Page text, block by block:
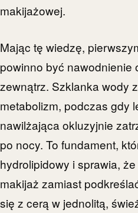
makijażowej.
Mając tę wiedzę,
powinno być nawodnienie
zewnątrz. Szklanka wody
metabolizm, podczas gdy
nawilżająca okluzyjnie
po nocy. To fundament,
hydrolipidowy i sprawia,
makijaż zamiast
się z cerą w jednolitą,